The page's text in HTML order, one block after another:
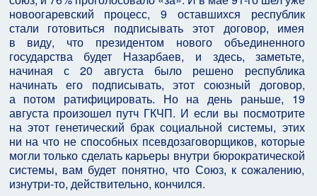
новоогаревский процесс, 9 оставшихся республик
стали готовиться подписывать этот договор, имея
в виду, что президентом нового объединенного
государства будет Назарбаев, и здесь, заметьте,
начиная с 20 августа было решено республика
начинать его подписывать, этот союзный договор,
а потом ратифицировать. Но на день раньше, 19
августа произошел путч ГКЧП. И если вы посмотрите
на этот генетический брак социальной системы, этих
ни на что не способных псевдозаговорщиков, которые
могли только сделать карьеры внутри бюрократической
системы, вам будет понятно, что Союз, к сожалению,
изнутри-то, действительно, кончился.